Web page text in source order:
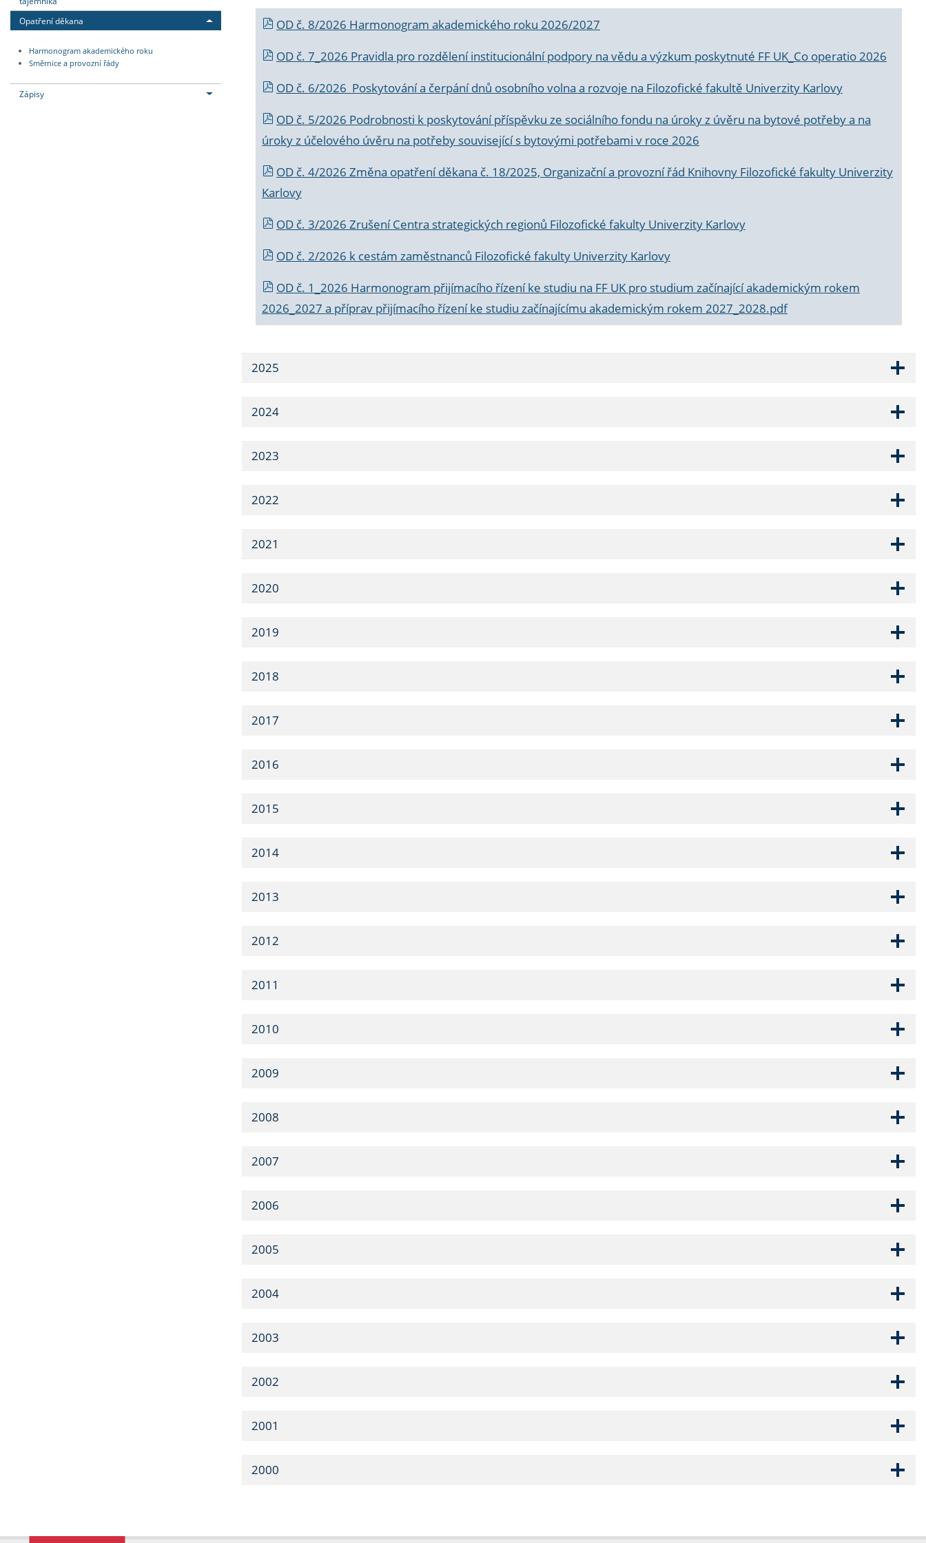
Opatření děkana
Harmonogram akademického roku
Směrnice a provozní řády
Zápisy
OD č. 8/2026 Harmonogram akademického roku 2026/2027
OD č. 7_2026 Pravidla pro rozdělení institucionální podpory na vědu a výzkum poskytnuté FF UK_Co operatio 2026
OD č. 6/2026 Poskytování a čerpání dnů osobního volna a rozvoje na Filozofické fakultě Univerzity Karlovy
OD č. 5/2026 Podrobnosti k poskytování příspěvku ze sociálního fondu na úroky z úvěru na bytové potřeby a na
úroky z účelového úvěru na potřeby související s bytovými potřebami v roce 2026
OD č. 4/2026 Změna opatření děkana č. 18/2025, Organizační a provozní řád Knihovny Filozofické fakulty Univerzity
Karlovy
OD č. 3/2026 Zrušení Centra strategických regionů Filozofické fakulty Univerzity Karlovy
OD č. 2/2026 k cestám zaměstnanců Filozofické fakulty Univerzity Karlovy
OD č. 1_2026 Harmonogram přijímacího řízení ke studiu na FF UK pro studium začínající akademickým rokem
2026_2027 a příprav přijímacího řízení ke studiu začínajícímu akademickým rokem 2027_2028.pdf
2025
2024
2023
2022
2021
2020
2019
2018
2017
2016
2015
2014
2013
2012
2011
2010
2009
2008
2007
2006
2005
2004
2003
2002
2001
2000